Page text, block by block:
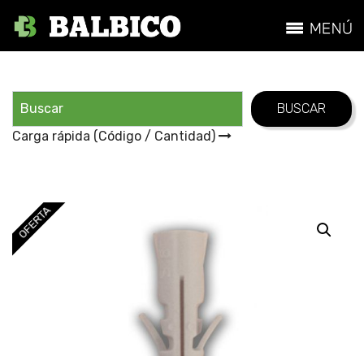
Carga rápida (Código / Cantidad)
OFERTA